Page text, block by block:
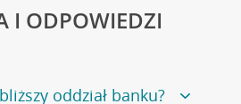
I ODPOWIEDZI
oddział banku?